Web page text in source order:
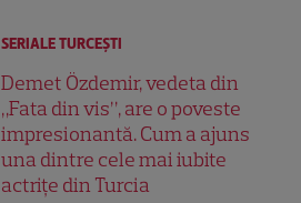
SERIALE TURCEŞTI
Demet Özdemir, vedeta din
„Fata din vis”, are o poveste
impresionantă. Cum a ajuns
una dintre cele mai iubite
actrițe din Turcia